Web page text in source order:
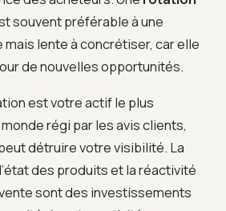
souvent préférable à une
lente à concrétiser, car elle
de nouvelles opportunités.
est votre actif le plus
régi par les avis clients,
détruire votre visibilité. La
des produits et la réactivité
sont des investissements